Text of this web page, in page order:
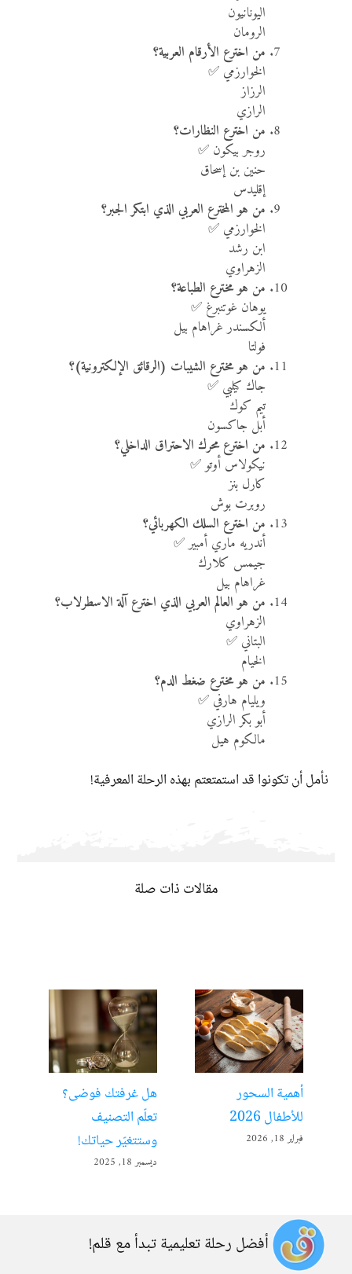
اليونانيون
الرومان
من اخترع الأرقام العربية؟
الخوارزمي ✅
الرزاز
الرازي
من اخترع النظارات؟
روجر بيكون ✅
حنين بن إسحاق
إقليدس
من هو المخترع العربي الذي ابتكر الجبر؟
الخوارزمي ✅
ابن رشد
الزهراوي
من هو مخترع الطباعة؟
يوهان غوتنبرغ ✅
ألكسندر غراهام بيل
فولتا
من هو مخترع الشيبات (الرقائق الإلكترونية)؟
جاك كيلبي ✅
تيم كوك
أبل جاكسون
من اخترع محرك الاحتراق الداخلي؟
نيكولاس أوتو ✅
كارل بنز
روبرت بوش
من اخترع السلك الكهربائي؟
أندريه ماري أمبير ✅
جيمس كلارك
غراهام بيل
من هو العالم العربي الذي اخترع آلة الاسطرلاب؟
الزهراوي
البتاني ✅
الخيام
من هو مخترع ضغط الدم؟
ويليام هارفي ✅
أبو بكر الرازي
مالكوم هيل
نأمل أن تكونوا قد استمتعتم بهذه الرحلة المعرفية!
مقالات ذات صلة
أهمية السحور
للأطفال 2026
فبراير 18, 2026
هل غرفتك فوضى؟
تعلّم التصنيف
وستتغيّر حياتك!
ديسمبر 18, 2025
أفضل رحلة تعليمية تبدأ مع قلم!